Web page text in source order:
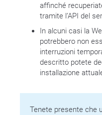
affinché
tramite l’API del
In alcuni casi la
potrebbero non
interruzioni
descritto potete
installazione
Tenete presente che